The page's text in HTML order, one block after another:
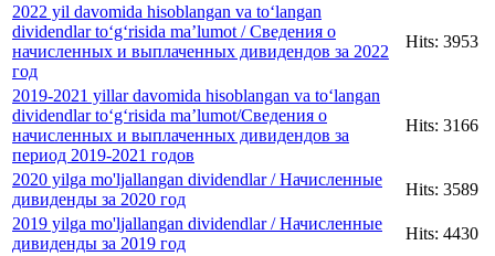
2022 yil davomida hisoblangan va to‘langan
dividendlar to‘g‘risida ma’lumot / Сведения о
начисленных и выплаченных дивидендов за 2022
год
Hits: 3953
2019-2021 yillar davomida hisoblangan va to‘langan
dividendlar to‘g‘risida ma’lumot/Сведения о
начисленных и выплаченных дивидендов за
период 2019-2021 годов
Hits: 3166
2020 yilga mo'ljallangan dividendlar / Начисленные
дивиденды за 2020 год
Hits: 3589
2019 yilga mo'ljallangan dividendlar / Начисленные
дивиденды за 2019 год
Hits: 4430